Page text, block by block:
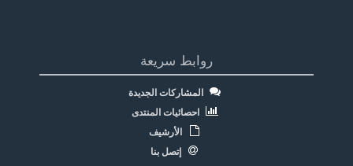
روابط سريعة
المشاركات الجديدة
احصائيات المنتدى
الأرشيف
إتصل بنا